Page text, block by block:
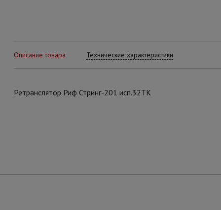
Описание товара Технические характеристики
Ретранслятор Риф Стринг-201 исп.32ТК